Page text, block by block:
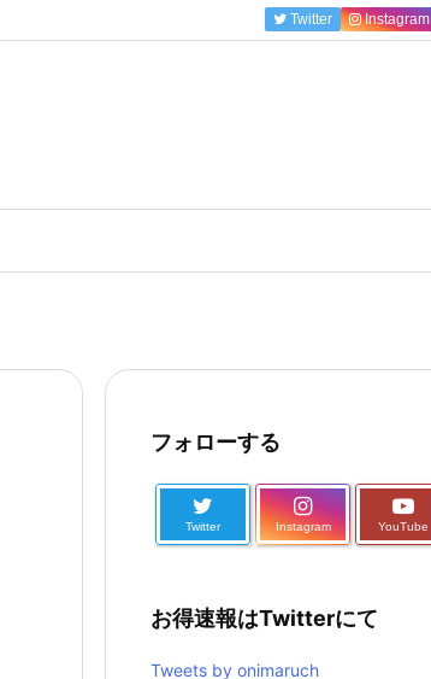
Twitter Instagram
フォローする
Twitter Instagram YouTube
お得速報はTwitterにて
Tweets by onimaruch